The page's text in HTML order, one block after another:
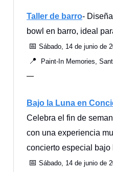
Taller de barro-
bowl en barro, ideal
📅 Sábado, 14 de junio de
📍 Paint-In Memories,
—
Bajo la Luna en
Celebra el fin de
con una experiencia
concierto especial bajo
📅 Sábado, 14 de junio de